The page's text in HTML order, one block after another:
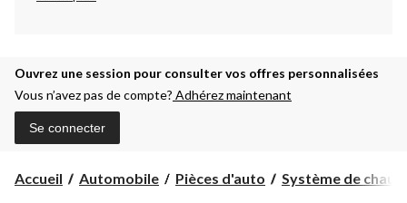
Ouvrez une session pour consulter vos offres personnalisées
Vous n’avez pas de compte? Adhérez maintenant
Se connecter
Accueil Automobile Pièces d'auto Système de